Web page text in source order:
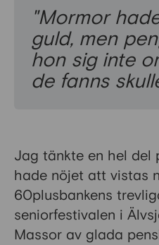
"Mormor
guld, men
hon sig inte
de fanns
Jag tänkte en hel del
hade nöjet att vistas
60plusbankens
seniorfestivalen i
Massor av glada